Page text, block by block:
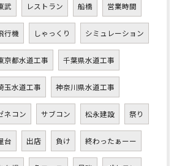
武 レストラン 船橋 営業時間
行機 しゃっくり シミュレーション
京都水道工事 千葉県水道工事
玉水道工事 神奈川県水道工事
ネコン サブコン 松永建設 祭り
台 出店 負け 終わったぁーー